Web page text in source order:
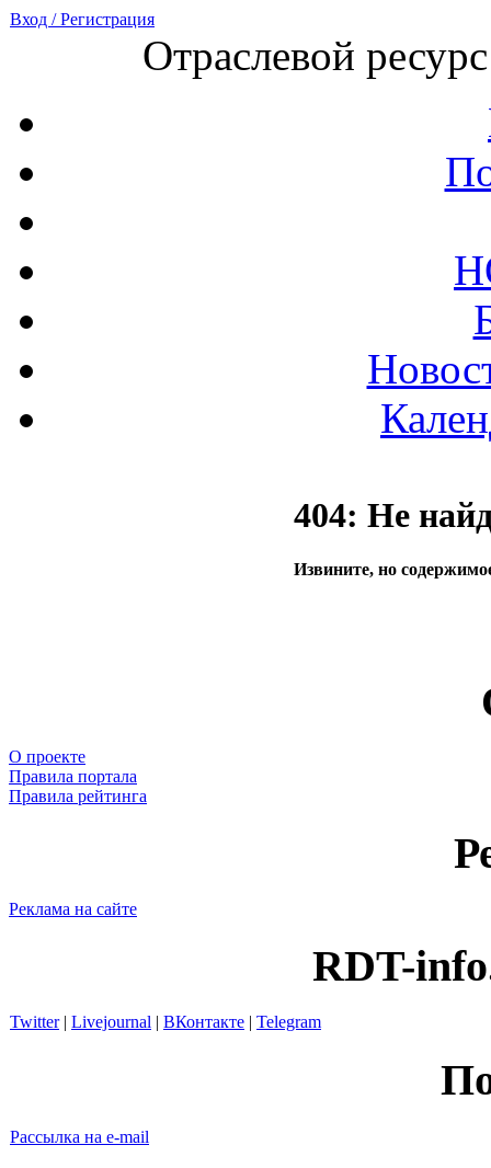
Вход / Регистрация
Отраслевой
404: Не
Извините, но
О проекте
Правила портала
Правила рейтинга
Реклама на сайте
RDT-
Twitter| Livejournal | ВКонтакте | Telegram
Рассылка на e-mail